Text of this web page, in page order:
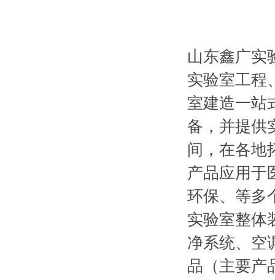
山东鑫广实
实验室工程
室建造一站
备，并提供
间，在各地
产品应用于
环保、等多
实验室整体
净系统、空
品（主要产